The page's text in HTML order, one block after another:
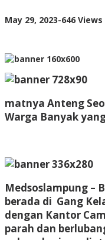
May 29, 2023by
-646 Views
matnya Anteng
Warga Banyak
Medsoslampung –
berada di Gang
dengan Kantor
parah dan